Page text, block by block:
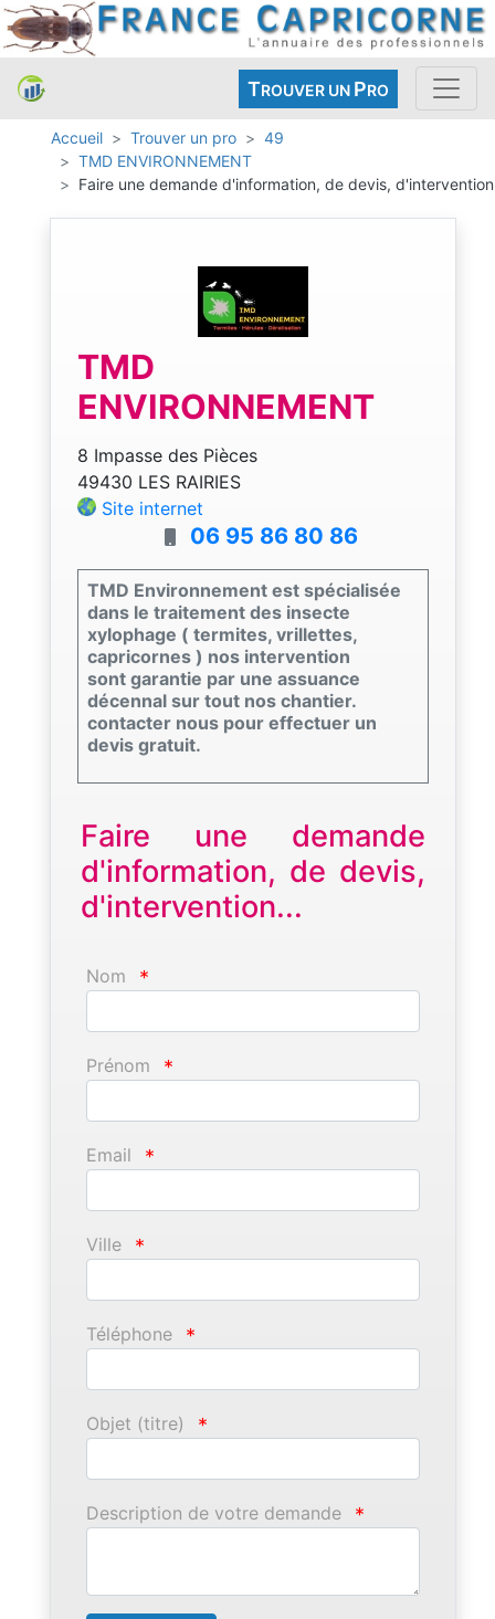
TROUVER UN PRO
Accueil Trouver un pro
49
TMD ENVIRONNEMENT
Faire une demande d'information, de devis, d'intervention
TMD
ENVIRONNEMENT
8 Impasse des Pièces
49430 LES RAIRIES
Site internet
06 95 86 80 86
TMD Environnement est spécialisée
dans le traitement des insecte
xylophage ( termites, vrillettes,
capricornes ) nos intervention
sont garantie par une assuance
décennal sur tout nos chantier.
contacter nous pour effectuer un
devis gratuit.
Faire une demande
d'information, de devis,
d'intervention...
Nom *
Prénom *
Email *
Ville *
Téléphone *
Objet (titre) *
Description de votre demande *